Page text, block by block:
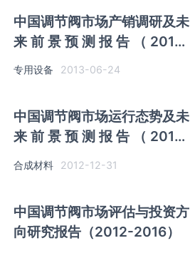
中国调节阀市场产销调研及未
来前景预测报告（2013-
2017）
专用设备 2013-06-24
中国调节阀市场运行态势及未
来前景预测报告（2012-
2016）
合成材料 2012-12-31
中国调节阀市场评估与投资方
向研究报告（2012-2016）